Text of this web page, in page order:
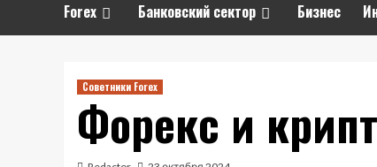
Forex Банковский сектор Бизнес
Советники Forex
Форекс и